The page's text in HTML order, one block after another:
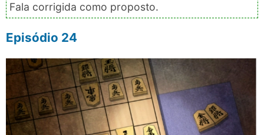
Fala corrigida como proposto.
Episódio 24